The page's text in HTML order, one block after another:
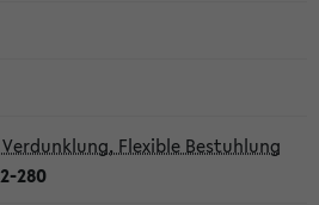
Flexible Bestuhlung
280